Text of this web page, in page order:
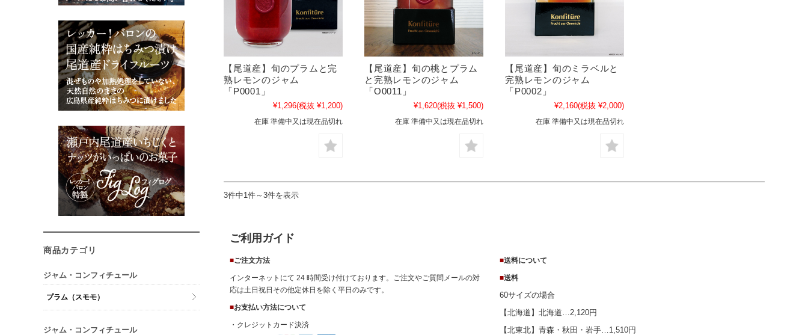
【尾道産】旬のプラムと完
熟レモンのジャム
「P0001」
¥1,296(税抜 ¥1,200)
在庫 準備中又は現在品切れ
【尾道産】旬の桃とプラム
と完熟レモンのジャム
「O0011」
¥1,620(税抜 ¥1,500)
在庫 準備中又は現在品切れ
【尾道産】旬のミラベルと
完熟レモンのジャム
「P0002」
¥2,160(税抜 ¥2,000)
在庫 準備中又は現在品切れ
3件中1件～3件を表示
ご利用ガイド
■ご注文方法
インターネットにて 24 時間受け付けております。ご注文やご質問メールの対
応は土日祝日その他定休日を除く平日のみです。
■お支払い方法について
・クレジットカード決済
■送料について
■送料
60サイズの場合
【北海道】北海道…2,120円
【北東北】青森・秋田・岩手…1,510円
商品カテゴリ
ジャム・コンフィチュール
プラム（スモモ）
ジャム・コンフィチュール